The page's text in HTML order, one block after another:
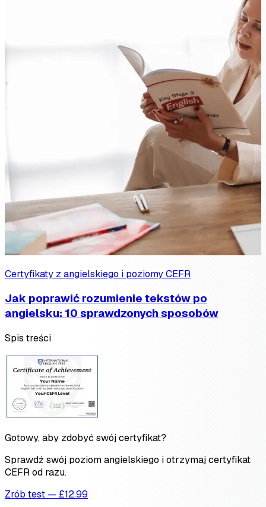
Certyfikaty z angielskiego i poziomy CEFR
Jak poprawić rozumienie tekstów po
angielsku: 10 sprawdzonych sposobów
Spis treści
Gotowy, aby zdobyć swój certyfikat?
Sprawdź swój poziom angielskiego i otrzymaj certyfikat
CEFR od razu.
Zrób test — £12.99